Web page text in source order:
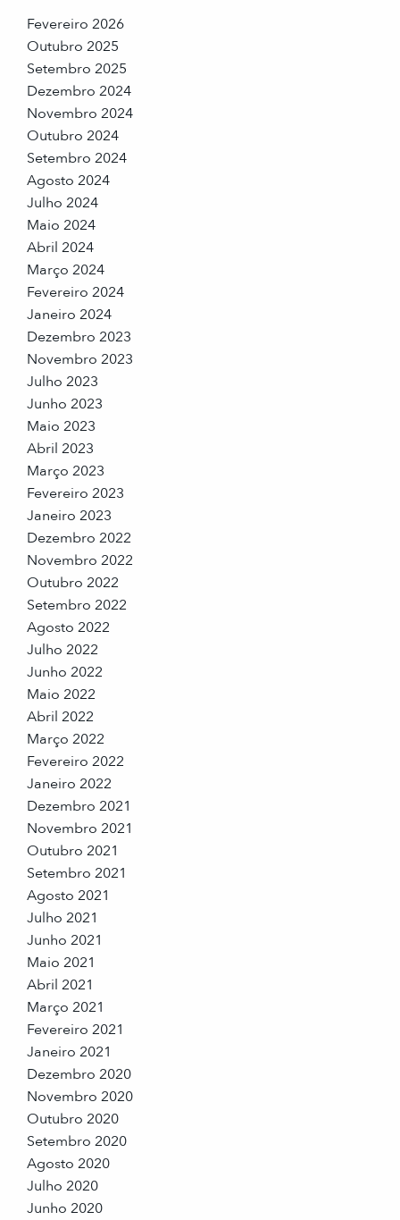
Fevereiro 2026
Outubro 2025
Setembro 2025
Dezembro 2024
Novembro 2024
Outubro 2024
Setembro 2024
Agosto 2024
Julho 2024
Maio 2024
Abril 2024
Março 2024
Fevereiro 2024
Janeiro 2024
Dezembro 2023
Novembro 2023
Julho 2023
Junho 2023
Maio 2023
Abril 2023
Março 2023
Fevereiro 2023
Janeiro 2023
Dezembro 2022
Novembro 2022
Outubro 2022
Setembro 2022
Agosto 2022
Julho 2022
Junho 2022
Maio 2022
Abril 2022
Março 2022
Fevereiro 2022
Janeiro 2022
Dezembro 2021
Novembro 2021
Outubro 2021
Setembro 2021
Agosto 2021
Julho 2021
Junho 2021
Maio 2021
Abril 2021
Março 2021
Fevereiro 2021
Janeiro 2021
Dezembro 2020
Novembro 2020
Outubro 2020
Setembro 2020
Agosto 2020
Julho 2020
Junho 2020